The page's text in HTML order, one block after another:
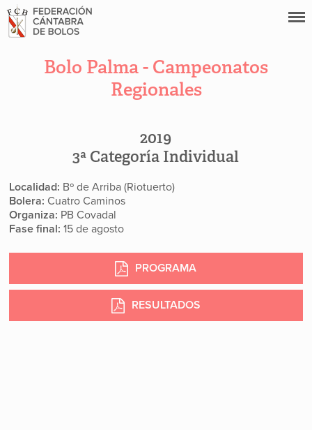
Bolo Palma - Campeonatos
Regionales
2019
3ª Categoría Individual
Localidad: Bº de Arriba (Riotuerto)
Bolera: Cuatro Caminos
Organiza: PB Covadal
Fase final: 15 de agosto
PROGRAMA
RESULTADOS